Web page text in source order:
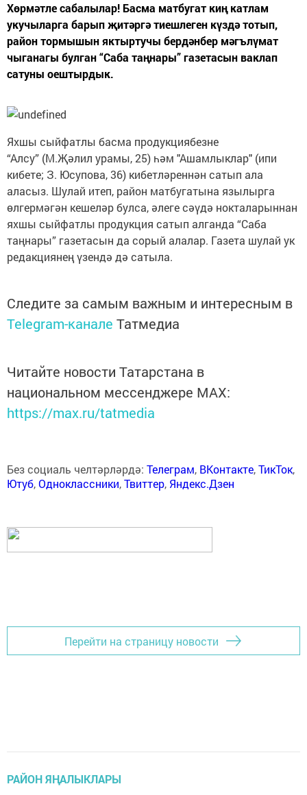
Хөрмәтле сабалылар! Басма матбугат киң катлам
укучыларга барып җитәргә тиешлеген күздә тотып,
район тормышын яктыртучы бердәнбер мәгълүмат
чыганагы булган “Саба таңнары” газетасын ваклап
сатуны оештырдык.
Яхшы сыйфатлы басма продукциябезне
“Алсу” (М.Җәлил урамы, 25) һәм "Ашамлыклар" (ипи
кибете; З. Юсупова, 36) кибетләреннән сатып ала
аласыз. Шулай итеп, район матбугатына язылырга
өлгермәгән кешеләр булса, әлеге сәүдә нокталарыннан
яхшы сыйфатлы продукция сатып алганда “Саба
таңнары” газетасын да сорый алалар. Газета шулай ук
редакциянең үзендә дә сатыла.
Следите за самым важным и интересным в
Telegram-канале Татмедиа
Читайте новости Татарстана в
национальном мессенджере MАХ:
https://max.ru/tatmedia
Без социаль челтәрләрдә: Телеграм, ВКонтакте,ТикТок,
Ютуб,Одноклассники,Твиттер, Яндекс.Дзен
Перейти на страницу новости
РАЙОН ЯҢАЛЫКЛАРЫ